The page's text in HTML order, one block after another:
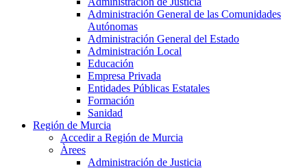
Administración General de las Comunidades
Autónomas
Administración General del Estado
Administración Local
Educación
Empresa Privada
Entidades Públicas Estatales
Formación
Sanidad
Región de Murcia
Accedir a Región de Murcia
Àrees
Administración de Justicia